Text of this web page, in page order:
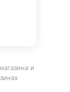
и